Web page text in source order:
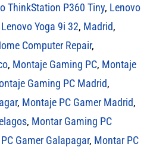
ThinkStation P360 Tiny, Lenovo
Lenovo Yoga 9i 32, Madrid,
Computer Repair,
, Montaje Gaming PC, Montaje
Gaming PC Madrid,
, Montaje PC Gamer Madrid,
, Montar Gaming PC
Gamer Galapagar, Montar PC